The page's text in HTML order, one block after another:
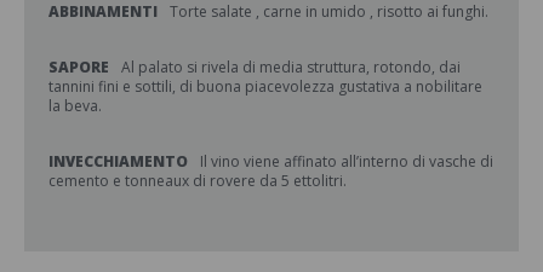
ABBINAMENTI Torte salate , carne in umido , risotto ai funghi.
SAPORE
Al palato si rivela di media struttura, rotondo, dai
tannini fini e sottili, di buona piacevolezza gustativa a nobilitare
la beva.
INVECCHIAMENTO
Il vino viene affinato all’interno di vasche di
cemento e tonneaux di rovere da 5 ettolitri.